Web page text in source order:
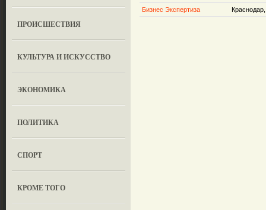
ПРОИСШЕСТВИЯ
КУЛЬТУРА И ИСКУССТВО
ЭКОНОМИКА
ПОЛИТИКА
СПОРТ
КРОМЕ ТОГО
Бизнес Экспертиза